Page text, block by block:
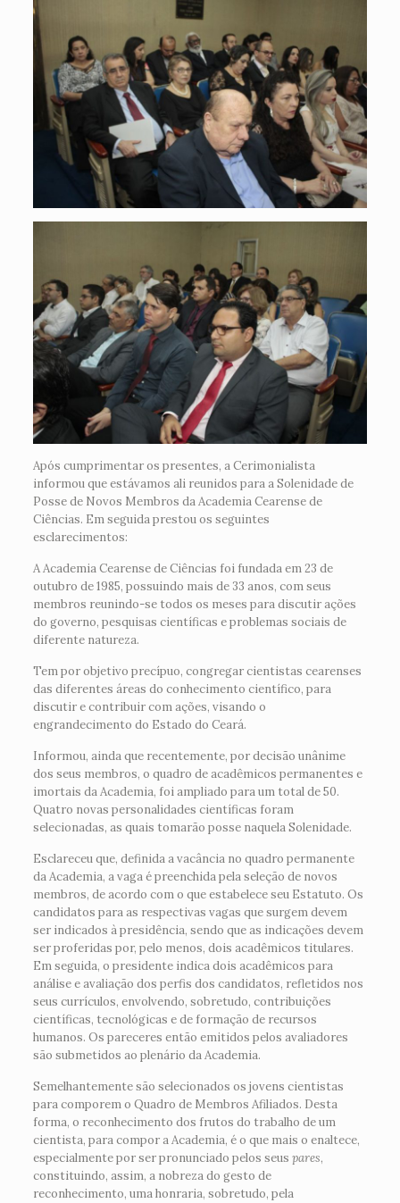
Após cumprimentar os presentes, a Cerimonialista
informou que estávamos ali reunidos para a Solenidade de
Posse de Novos Membros da Academia Cearense de
Ciências. Em seguida prestou os seguintes
esclarecimentos:
A Academia Cearense de Ciências foi fundada em 23 de
outubro de 1985, possuindo mais de 33 anos, com seus
membros reunindo-se todos os meses para discutir ações
do governo, pesquisas científicas e problemas sociais de
diferente natureza.
Tem por objetivo precípuo, congregar cientistas cearenses
das diferentes áreas do conhecimento científico, para
discutir e contribuir com ações, visando o
engrandecimento do Estado do Ceará.
Informou, ainda que recentemente, por decisão unânime
dos seus membros, o quadro de acadêmicos permanentes e
imortais da Academia, foi ampliado para um total de 50.
Quatro novas personalidades científicas foram
selecionadas, as quais tomarão posse naquela Solenidade.
Esclareceu que, definida a vacância no quadro permanente
da Academia, a vaga é preenchida pela seleção de novos
membros, de acordo com o que estabelece seu Estatuto. Os
candidatos para as respectivas vagas que surgem devem
ser indicados à presidência, sendo que as indicações devem
ser proferidas por, pelo menos, dois acadêmicos titulares.
Em seguida, o presidente indica dois acadêmicos para
análise e avaliação dos perfis dos candidatos, refletidos nos
seus currículos, envolvendo, sobretudo, contribuições
científicas, tecnológicas e de formação de recursos
humanos. Os pareceres então emitidos pelos avaliadores
são submetidos ao plenário da Academia.
Semelhantemente são selecionados os jovens cientistas
para comporem o Quadro de Membros Afiliados. Desta
forma, o reconhecimento dos frutos do trabalho de um
cientista, para compor a Academia, é o que mais o enaltece,
especialmente por ser pronunciado pelos seuspares,
constituindo, assim, a nobreza do gesto de
reconhecimento, uma honraria, sobretudo, pela